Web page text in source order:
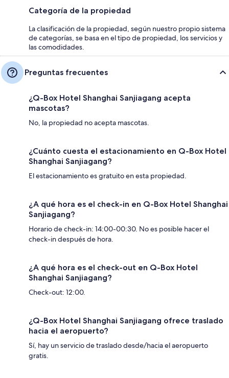
Categoría de la propiedad
La clasificación de la propiedad, según nuestro propio sistema
de categorías, se basa en el tipo de propiedad, los servicios y
las comodidades.
Preguntas frecuentes
¿Q-Box Hotel Shanghai Sanjiagang acepta
mascotas?
No, la propiedad no acepta mascotas.
¿Cuánto cuesta el estacionamiento en Q-Box Hotel
Shanghai Sanjiagang?
El estacionamiento es gratuito en esta propiedad.
¿A qué hora es el check-in en Q-Box Hotel Shanghai
Sanjiagang?
Horario de check-in: 14:00-00:30. No es posible hacer el
check-in después de hora.
¿A qué hora es el check-out en Q-Box Hotel
Shanghai Sanjiagang?
Check-out: 12:00.
¿Q-Box Hotel Shanghai Sanjiagang ofrece traslado
hacia el aeropuerto?
Sí, hay un servicio de traslado desde/hacia el aeropuerto
gratis.